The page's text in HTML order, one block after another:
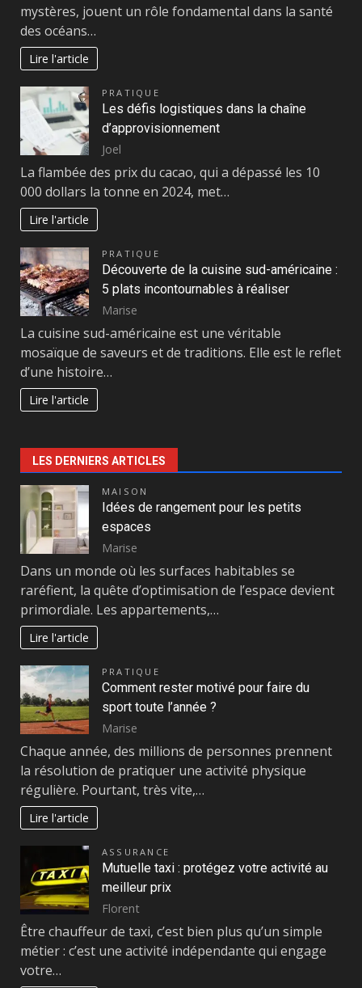
mystères, jouent un rôle fondamental dans la santé
des océans…
Lire l'article
PRATIQUE
Les défis logistiques dans la chaîne
d’approvisionnement
Joel
La flambée des prix du cacao, qui a dépassé les 10
000 dollars la tonne en 2024, met…
Lire l'article
PRATIQUE
Découverte de la cuisine sud-américaine :
5 plats incontournables à réaliser
Marise
La cuisine sud-américaine est une véritable
mosaïque de saveurs et de traditions. Elle est le reflet
d’une histoire…
Lire l'article
LES DERNIERS ARTICLES
MAISON
Idées de rangement pour les petits
espaces
Marise
Dans un monde où les surfaces habitables se
raréfient, la quête d’optimisation de l’espace devient
primordiale. Les appartements,…
Lire l'article
PRATIQUE
Comment rester motivé pour faire du
sport toute l’année ?
Marise
Chaque année, des millions de personnes prennent
la résolution de pratiquer une activité physique
régulière. Pourtant, très vite,…
Lire l'article
ASSURANCE
Mutuelle taxi : protégez votre activité au
meilleur prix
Florent
Être chauffeur de taxi, c’est bien plus qu’un simple
métier : c’est une activité indépendante qui engage
votre…